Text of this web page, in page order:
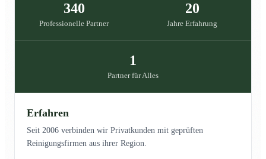
340
Professionelle Partner
20
Jahre Erfahrung
1
Partner für Alles
Erfahren
Seit 2006 verbinden wir Privatkunden mit geprüften
Reinigungsfirmen aus ihrer Region.